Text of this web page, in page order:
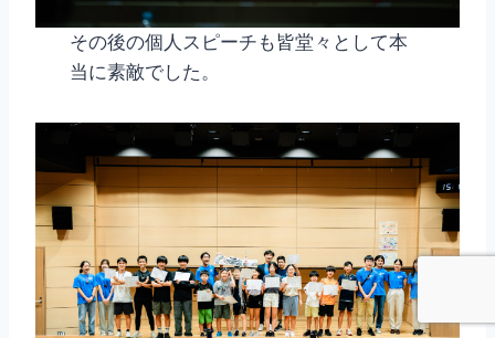
その後の個人スピーチも皆堂々として本
当に素敵でした。